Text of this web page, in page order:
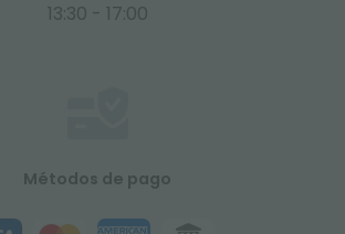
13:30 - 17:00
Métodos de pago